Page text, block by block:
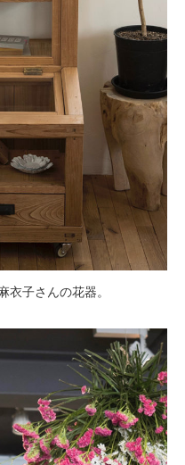
衣子さんの花器。